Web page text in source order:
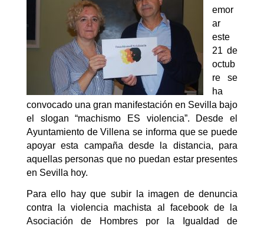
emor
ar
este
21 de
octub
re se
ha
convocado una gran manifestación en Sevilla bajo
el slogan “machismo ES violencia”. Desde el
Ayuntamiento de Villena se informa que se puede
apoyar esta campaña desde la distancia, para
aquellas personas que no puedan estar presentes
en Sevilla hoy.
Para ello hay que subir la imagen de denuncia
contra la violencia machista al facebook de la
Asociación de Hombres por la Igualdad de